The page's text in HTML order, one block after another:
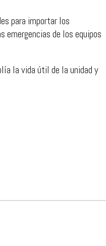
para importar los
emergencias de los equipos
la vida útil de la unidad y